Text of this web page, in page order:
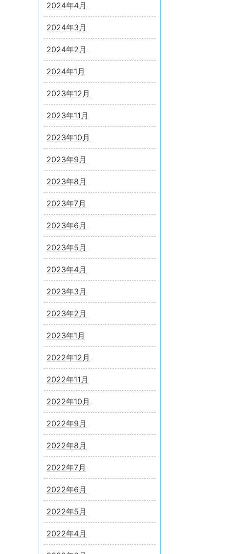
2024年4月
2024年3月
2024年2月
2024年1月
2023年12月
2023年11月
2023年10月
2023年9月
2023年8月
2023年7月
2023年6月
2023年5月
2023年4月
2023年3月
2023年2月
2023年1月
2022年12月
2022年11月
2022年10月
2022年9月
2022年8月
2022年7月
2022年6月
2022年5月
2022年4月